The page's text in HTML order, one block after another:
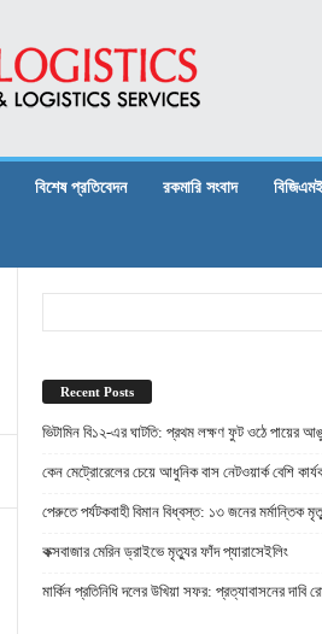
বিশেষ প্রতিবেদন রকমারি সংবাদ
Recent Posts
ভিটামিন বি১২-এর ঘাটতি: প্রথম লক্ষণ ফুট ওঠে পায়ের
কেন মেট্রোরেলের চেয়ে আধুনিক বাস নেটওয়ার্ক বেশি
পেরুতে পর্যটকবাহী বিমান বিধ্বস্ত: ১৩ জনের মর্মান্তিক
কক্সবাজার মেরিন ড্রাইভে মৃত্যুর ফাঁদ প্যারাসেইলিং
মার্কিন প্রতিনিধি দলের উখিয়া সফর: প্রত্যাবাসনের দাবি